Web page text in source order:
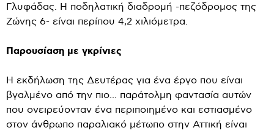
Γλυφάδας. Η ποδηλατική διαδρομή -πεζόδρομος της
Ζώνης 6- είναι περίπου 4,2 χιλιόμετρα.
Παρουσίαση με γκρίνιες
Η εκδήλωση της Δευτέρας για ένα έργο που είναι
βγαλμένο από την πιο... παράτολμη φαντασία αυτών
που ονειρεύονταν ένα περιποιημένο και εστιασμένο
στον άνθρωπο παραλιακό μέτωπο στην Αττική είναι